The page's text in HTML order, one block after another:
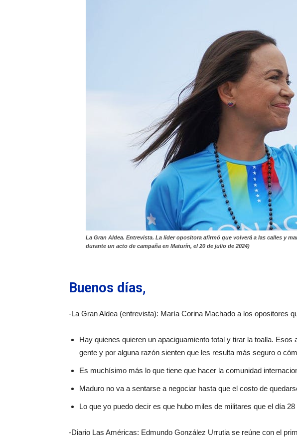
La Gran Aldea. Entrevista. La líder opositora afirmó que volverá a las calles y
durante un acto de campaña en Maturín, el 20 de julio de 2024)
Buenos días,
-La Gran Aldea (entrevista): María Corina Machado a los opositores
Hay quienes quieren un apaciguamiento total y tirar la toalla.
gente y por alguna razón sienten que les resulta más seguro o
Es muchísimo más lo que tiene que hacer la comunidad
Maduro no va a sentarse a negociar hasta que el costo de
Lo que yo puedo decir es que hubo miles de militares que el día
-Diario Las Américas: Edmundo González Urrutia se reúne con el